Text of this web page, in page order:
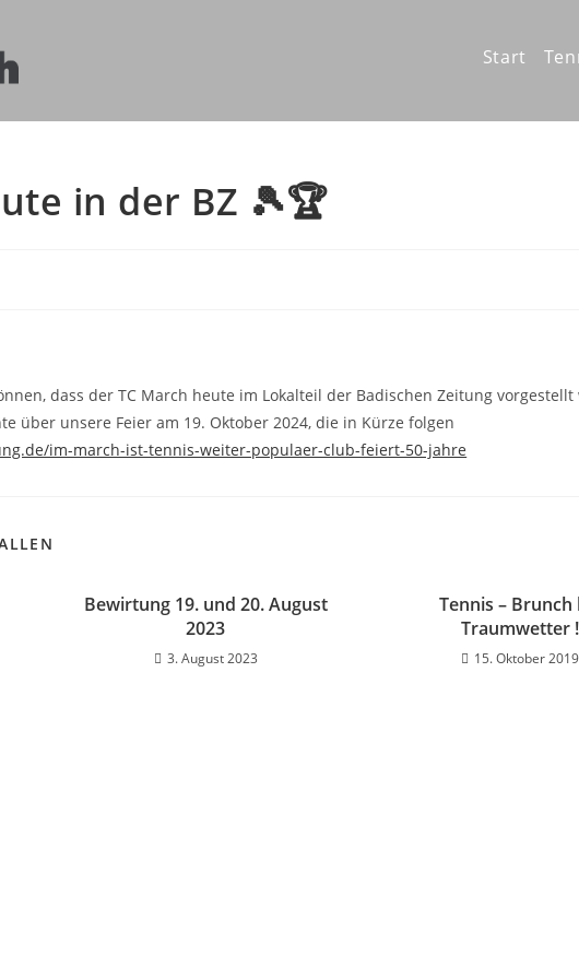
Start
in der BZ 🎾🏆
dass der TC March heute im Lokalteil der Badischen Zeitung
über unsere Feier am 19. Oktober 2024, die in Kürze folgen
im-march-ist-tennis-weiter-populaer-club-feiert-50-jahre
Bewirtung 19. und 20. August
2023
3. August 2023
Tennis – Brunch
Traumwetter !
15. Oktober 2019